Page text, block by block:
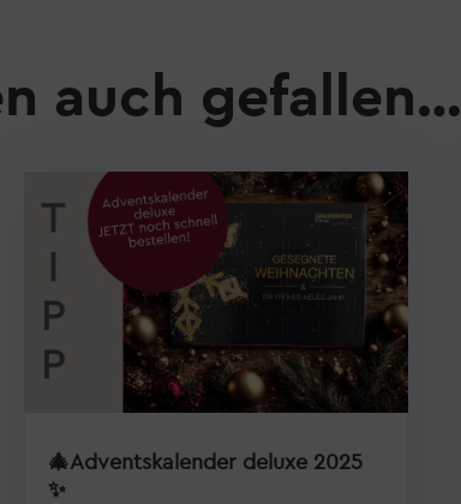
auch gefallen…
🎄Adventskalender deluxe 2025
✨